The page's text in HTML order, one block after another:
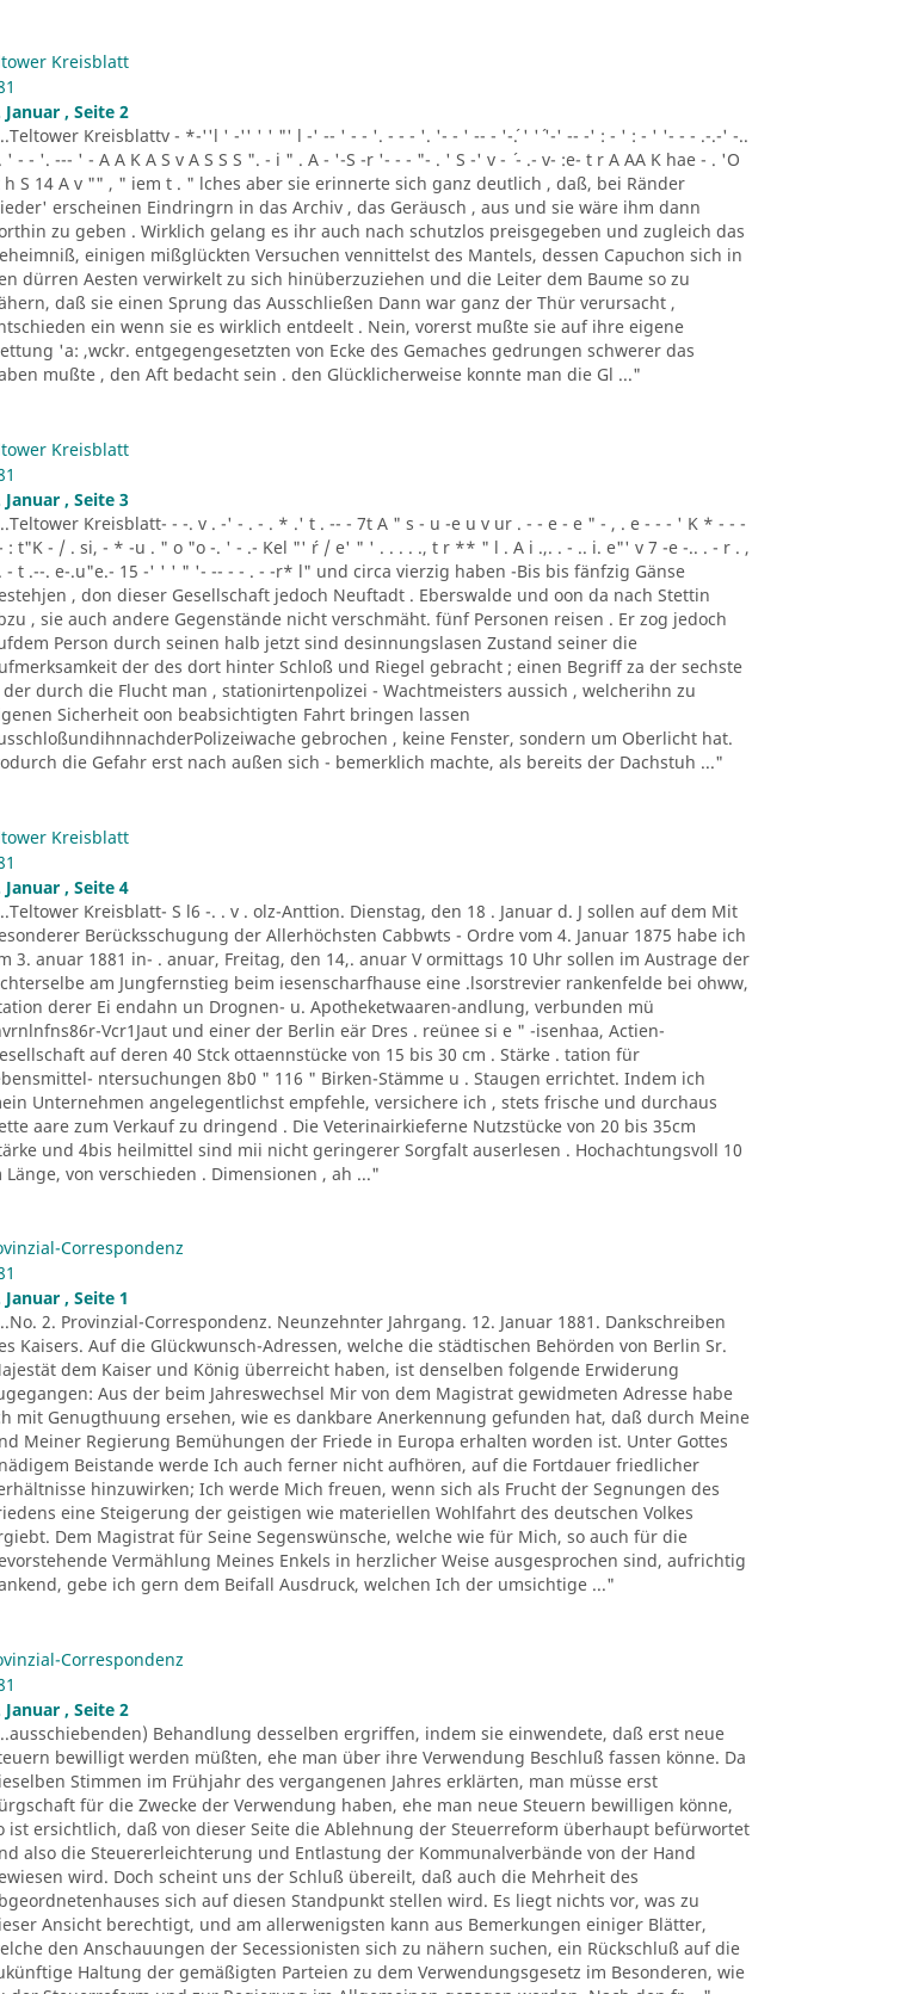
Kreisblatt
Januar , Seite 2
Kreisblattv - *-''l ' -'' ' ' "' l -' -- ' - - '. - - - '. '- - ' -- - '-´. ' '´ '-' -- -' : - ' : - ' '- - - .-.-' -..
' - - '. --- ' - A A K A S v A S S S ". - i " . A - '-S -r '- - - "- . ' S -' v - ´ - .- v- :e- t r A AA K hae - . 'O
h S 14 A v "" , " iem t . " lches aber sie erinnerte sich ganz deutlich , daß, bei Ränder
erscheinen Eindringrn in das Archiv , das Geräusch , aus und sie wäre ihm dann
zu geben . Wirklich gelang es ihr auch nach schutzlos preisgegeben und zugleich das
einigen mißglückten Versuchen vennittelst des Mantels, dessen Capuchon sich in
dürren Aesten verwirkelt zu sich hinüberzuziehen und die Leiter dem Baume so zu
daß sie einen Sprung das Ausschließen Dann war ganz der Thür verursacht ,
ein wenn sie es wirklich entdeelt . Nein, vorerst mußte sie auf ihre eigene
'a: ,wckr. entgegengesetzten von Ecke des Gemaches gedrungen schwerer das
mußte , den Aft bedacht sein . den Glücklicherweise konnte man die Gl ..."
Kreisblatt
Januar , Seite 3
Kreisblatt- - -. v . -' - . - . * .' t . -- - 7t A " s - u -e u v ur . - - e - e " - , . e - - - ' K * - - -
: t"K - / . si, - * -u . " o "o -. ' - .- Kel "' ´r / e' " ' . . . . ., t r ** " l . A i .,. . - .. i. e"' v 7 -e -.. . - r . ,
- t .--. e-.u"e.- 15 -' ' ' " '- -- - - . - -r* l" und circa vierzig haben -Bis bis fänfzig Gänse
, don dieser Gesellschaft jedoch Neuftadt . Eberswalde und oon da nach Stettin
, sie auch andere Gegenstände nicht verschmäht. fünf Personen reisen . Er zog jedoch
Person durch seinen halb jetzt sind desinnungslasen Zustand seiner die
der des dort hinter Schloß und Riegel gebracht ; einen Begriff za der sechste
der durch die Flucht man , stationirtenpolizei - Wachtmeisters aussich , welcherihn zu
Sicherheit oon beabsichtigten Fahrt bringen lassen
gebrochen , keine Fenster, sondern um Oberlicht hat.
die Gefahr erst nach außen sich - bemerklich machte, als bereits der Dachstuh ..."
Kreisblatt
Januar , Seite 4
Kreisblatt- S l6 -. . v . olz-Anttion. Dienstag, den 18 . Januar d. J sollen auf dem Mit
Berücksschugung der Allerhöchsten Cabbwts - Ordre vom 4. Januar 1875 habe ich
3. anuar 1881 in- . anuar, Freitag, den 14,. anuar V ormittags 10 Uhr sollen im Austrage der
am Jungfernstieg beim iesenscharfhause eine .lsorstrevier rankenfelde bei ohww,
derer Ei endahn un Drognen- u. Apotheketwaaren-andlung, verbunden mü
Vcr1Jaut und einer der Berlin eär Dres . reünee si e " -isenhaa, Actien-
auf deren 40 Stck ottaennstücke von 15 bis 30 cm . Stärke . tation für
ntersuchungen 8b0 " 116 " Birken-Stämme u . Staugen errichtet. Indem ich
Unternehmen angelegentlichst empfehle, versichere ich , stets frische und durchaus
aare zum Verkauf zu dringend . Die Veterinairkieferne Nutzstücke von 20 bis 35cm
und 4bis heilmittel sind mii nicht geringerer Sorgfalt auserlesen . Hochachtungsvoll 10
Länge, von verschieden . Dimensionen , ah ..."
Correspondenz
Januar , Seite 1
2. Provinzial-Correspondenz. Neunzehnter Jahrgang. 12. Januar 1881. Dankschreiben
Kaisers. Auf die Glückwunsch-Adressen, welche die städtischen Behörden von Berlin Sr.
dem Kaiser und König überreicht haben, ist denselben folgende Erwiderung
Aus der beim Jahreswechsel Mir von dem Magistrat gewidmeten Adresse habe
mit Genugthuung ersehen, wie es dankbare Anerkennung gefunden hat, daß durch Meine
Meiner Regierung Bemühungen der Friede in Europa erhalten worden ist. Unter Gottes
Beistande werde Ich auch ferner nicht aufhören, auf die Fortdauer friedlicher
hinzuwirken; Ich werde Mich freuen, wenn sich als Frucht der Segnungen des
eine Steigerung der geistigen wie materiellen Wohlfahrt des deutschen Volkes
Dem Magistrat für Seine Segenswünsche, welche wie für Mich, so auch für die
Vermählung Meines Enkels in herzlicher Weise ausgesprochen sind, aufrichtig
gebe ich gern dem Beifall Ausdruck, welchen Ich der umsichtige ..."
Correspondenz
Januar , Seite 2
Behandlung desselben ergriffen, indem sie einwendete, daß erst neue
bewilligt werden müßten, ehe man über ihre Verwendung Beschluß fassen könne. Da
Stimmen im Frühjahr des vergangenen Jahres erklärten, man müsse erst
für die Zwecke der Verwendung haben, ehe man neue Steuern bewilligen könne,
ist ersichtlich, daß von dieser Seite die Ablehnung der Steuerreform überhaupt befürwortet
also die Steuererleichterung und Entlastung der Kommunalverbände von der Hand
wird. Doch scheint uns der Schluß übereilt, daß auch die Mehrheit des
sich auf diesen Standpunkt stellen wird. Es liegt nichts vor, was zu
Ansicht berechtigt, und am allerwenigsten kann aus Bemerkungen einiger Blätter,
den Anschauungen der Secessionisten sich zu nähern suchen, ein Rückschluß auf die
Haltung der gemäßigten Parteien zu dem Verwendungsgesetz im Besonderen, wie